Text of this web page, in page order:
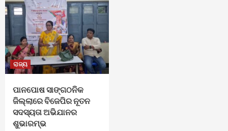
ରାଜ୍ୟ
ପାନପୋଷ ସାଙ୍ଗଠନିକ
ଜିଲ୍ଲାରେ ବିଜେପିର ନୂତନ
ସଦସ୍ୟତା ଅଭିଯାନର
ଶୁଭାରମ୍ଭ